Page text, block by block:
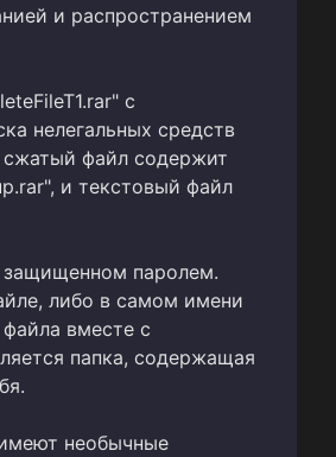
и распространением
с
нелегальных средств
сжатый файл содержит
и текстовый файл
защищенном паролем.
либо в самом имени
вместе с
папка, содержащая
необычные